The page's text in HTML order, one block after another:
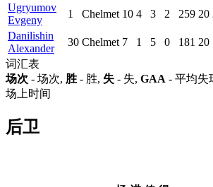
Ugryumov
Evgeny
1 Chelmet 10 4 3 2 259 20
Danilishin
Alexander
30 Chelmet 7 1 5 0 181 20
词汇表
场次 - 场次, 胜 - 胜, 失 - 失, GAA - 平均失
场上时间
后卫